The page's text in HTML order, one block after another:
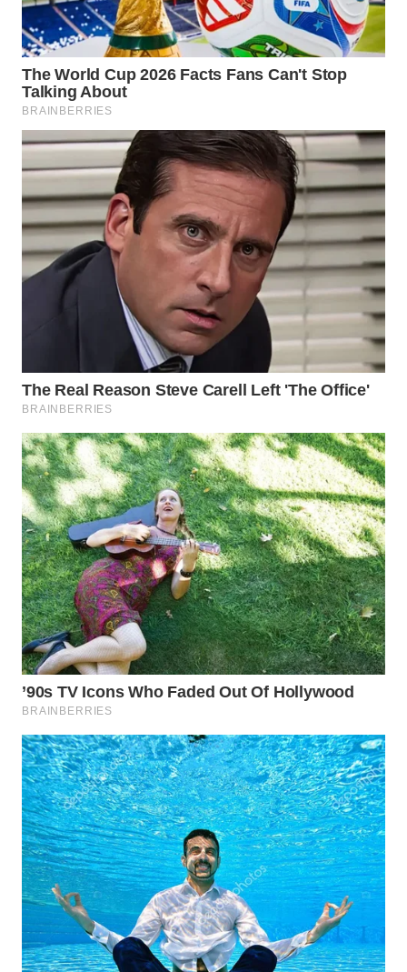
WN
NIAS
WN
WN
TAPANULI
SELATAN
WN
TANJUNG
LESUNG
WN
SIMALUNGUN
WN
LABUHANBATU
WN
TAPANULI
TENGAH
WN DELI
SERDANG
WN
TINGGI
WN
PAKPAK
WN
KARAWANG
WN
BEKASI